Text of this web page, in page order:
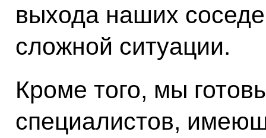
выхода наших
сложной ситуации.
Кроме того, мы
специалистов,